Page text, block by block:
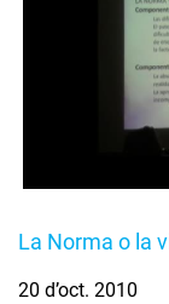
La Norma o la
20 d’oct. 2010